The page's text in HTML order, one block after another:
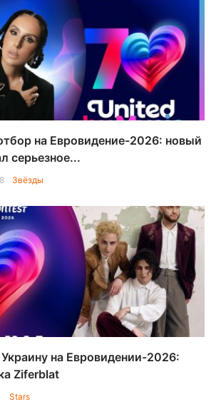
на Евровидение-2026: новый
серьезное...
Звёзды
на Евровидении-2026:
Ziferblat
Stars